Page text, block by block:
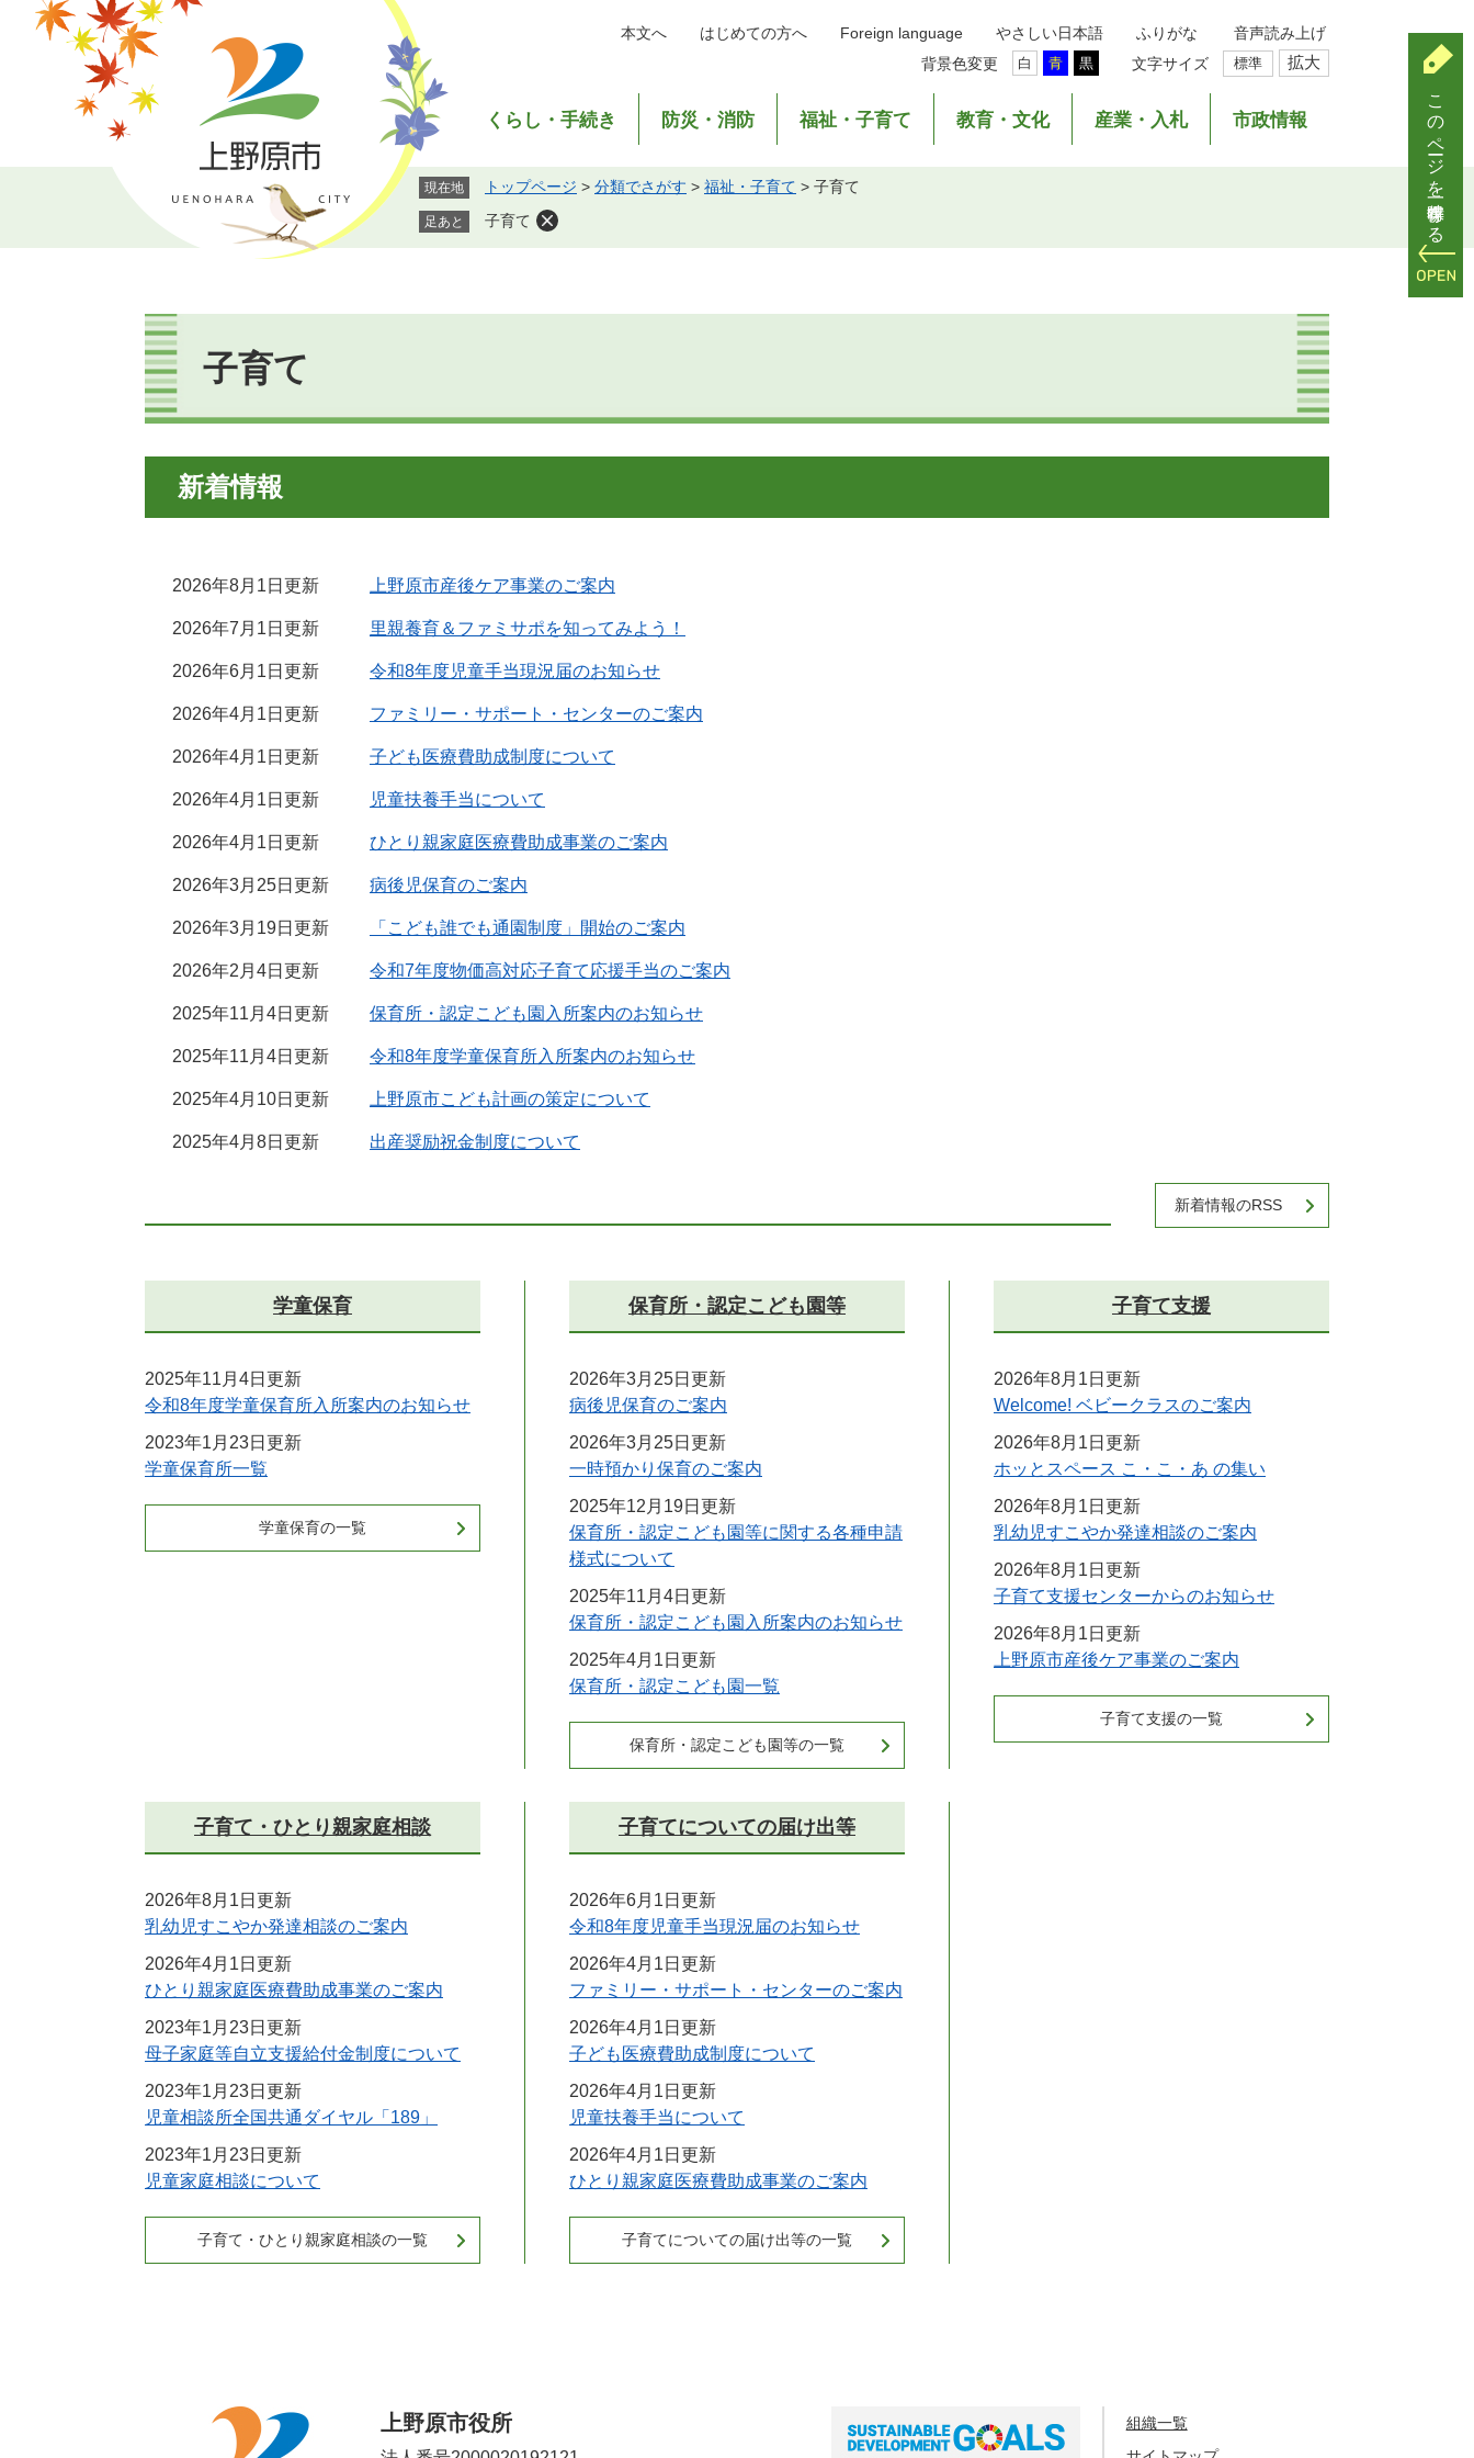
で
ば
本
本文へ はじめての方へ Foreign language やさしい日本語 ふりがな
音声読み上げ
背景色変更
白 青 黒 文字サイズ 標準 拡大
くらし・手続き 防災・消防 福祉・子育て 教育・文化 産業・入札 市政情報
現在地 トップページ > 分類でさがす > 福祉・子育て > 子育て
足あと 子育て
本
文
子育て
新着情報
2026年8月1日更新 上野原市産後ケア事業のご案内
2026年7月1日更新 里親養育＆ファミサポを知ってみよう！
2026年6月1日更新 令和8年度児童手当現況届のお知らせ
2026年4月1日更新 ファミリー・サポート・センターのご案内
2026年4月1日更新 子ども医療費助成制度について
2026年4月1日更新 児童扶養手当について
2026年4月1日更新 ひとり親家庭医療費助成事業のご案内
2026年3月25日更新 病後児保育のご案内
2026年3月19日更新 「こども誰でも通園制度」開始のご案内
2026年2月4日更新 令和7年度物価高対応子育て応援手当のご案内
2025年11月4日更新 保育所・認定こども園入所案内のお知らせ
2025年11月4日更新 令和8年度学童保育所入所案内のお知らせ
2025年4月10日更新 上野原市こども計画の策定について
2025年4月8日更新 出産奨励祝金制度について
新着情報のRSS
学童保育
2025年11月4日更新
令和8年度学童保育所入所案内のお知らせ
2023年1月23日更新
学童保育所一覧
学童保育の一覧
保育所・認定こども園等
2026年3月25日更新
病後児保育のご案内
2026年3月25日更新
一時預かり保育のご案内
2025年12月19日更新
保育所・認定こども園等に関する各種申請
様式について
2025年11月4日更新
保育所・認定こども園入所案内のお知らせ
2025年4月1日更新
保育所・認定こども園一覧
保育所・認定こども園等の一覧
子育て支援
2026年8月1日更新
Welcome! ベビークラスのご案内
2026年8月1日更新
ホッとスペース こ・こ・あ の集い
2026年8月1日更新
乳幼児すこやか発達相談のご案内
2026年8月1日更新
子育て支援センターからのお知らせ
2026年8月1日更新
上野原市産後ケア事業のご案内
子育て支援の一覧
子育て・ひとり親家庭相談
2026年8月1日更新
乳幼児すこやか発達相談のご案内
2026年4月1日更新
ひとり親家庭医療費助成事業のご案内
2023年1月23日更新
母子家庭等自立支援給付金制度について
2023年1月23日更新
児童相談所全国共通ダイヤル「189」
2023年1月23日更新
児童家庭相談について
子育て・ひとり親家庭相談の一覧
子育てについての届け出等
2026年6月1日更新
令和8年度児童手当現況届のお知らせ
2026年4月1日更新
ファミリー・サポート・センターのご案内
2026年4月1日更新
子ども医療費助成制度について
2026年4月1日更新
児童扶養手当について
2026年4月1日更新
ひとり親家庭医療費助成事業のご案内
子育てについての届け出等の一覧
上野原市役所
組織一覧
このページを一時保存する